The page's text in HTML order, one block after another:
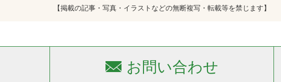
お問い合わせ
【掲載の記事・写真・イラストなどの無断複写・転載等を禁じます】